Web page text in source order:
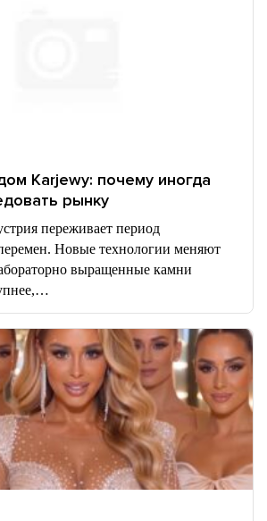
Karjewy: почему иногда
рынку
переживает период
Новые технологии меняют
выращенные камни